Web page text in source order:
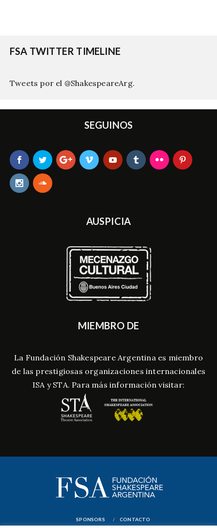
FSA TWITTER TIMELINE
Tweets por el @ShakespeareArg.
SEGUINOS
AUSPICIA
MIEMBRO DE
La Fundación Shakespeare Argentina es miembro
de las prestigiosas organizaciones internacionales
ISA y STA. Para más información visitar:
SPONSORS CONTACTO